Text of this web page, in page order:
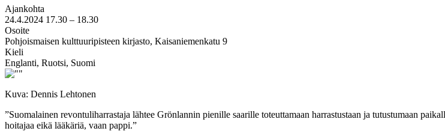
Ajankohta
24.4.2024 17.30 – 18.30
Osoite
Pohjoismaisen kulttuuripisteen kirjasto, Kaisaniemenkatu 9
Kieli
Englanti, Ruotsi, Suomi
Kuva: Dennis Lehtonen
”Suomalainen revontuliharrastaja lähtee Grönlannin pienille saarille toteuttamaan harrastustaan ja tutustumaan
hoitajaa eikä lääkäriä, vaan pappi.”